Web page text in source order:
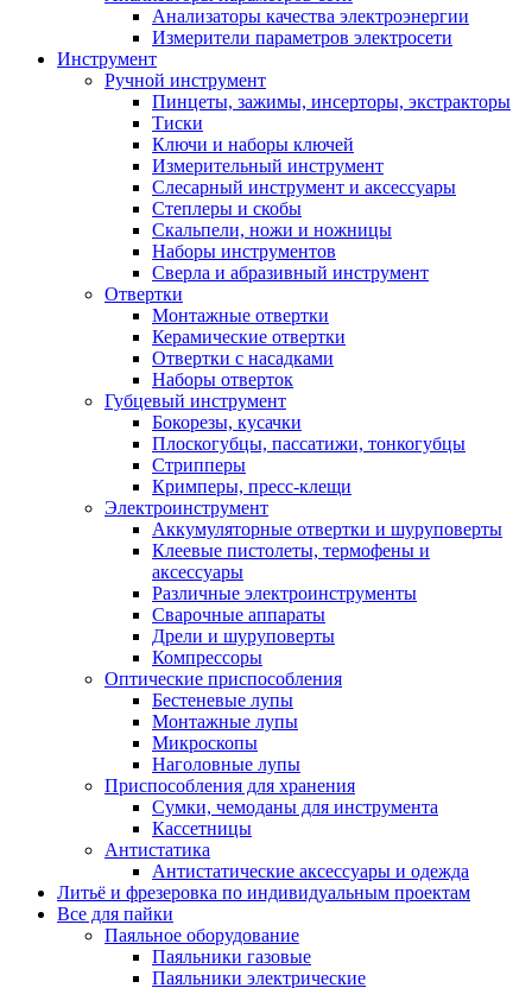
Анализаторы качества электроэнергии
Измерители параметров электросети
Инструмент
Ручной инструмент
Пинцеты, зажимы, инсерторы, экстракторы
Тиски
Ключи и наборы ключей
Измерительный инструмент
Слесарный инструмент и аксессуары
Степлеры и скобы
Скальпели, ножи и ножницы
Наборы инструментов
Сверла и абразивный инструмент
Отвертки
Монтажные отвертки
Керамические отвертки
Отвертки с насадками
Наборы отверток
Губцевый инструмент
Бокорезы, кусачки
Плоскогубцы, пассатижи, тонкогубцы
Стрипперы
Кримперы, пресс-клещи
Электроинструмент
Аккумуляторные отвертки и шуруповерты
Клеевые пистолеты, термофены и
аксессуары
Различные электроинструменты
Сварочные аппараты
Дрели и шуруповерты
Компрессоры
Оптические приспособления
Бестеневые лупы
Монтажные лупы
Микроскопы
Наголовные лупы
Приспособления для хранения
Сумки, чемоданы для инструмента
Кассетницы
Антистатика
Антистатические аксессуары и одежда
Литьё и фрезеровка по индивидуальным проектам
Все для пайки
Паяльное оборудование
Паяльники газовые
Паяльники электрические